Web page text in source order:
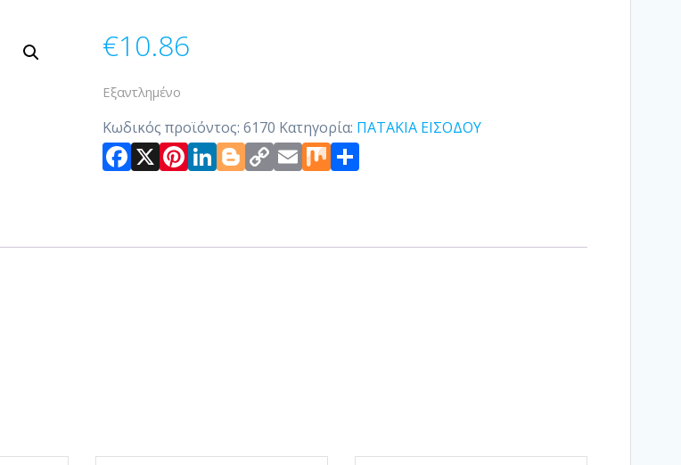
€10.86
Εξαντλημένο
Κωδικός προϊόντος: 6170 Κατηγορία: ΠΑΤΑΚΙΑ ΕΙΣΟΔΟΥ
Facebook
X Pinterest
LinkedIn
Blogger
Copy
Link
Email
MixΜοιραστείτε